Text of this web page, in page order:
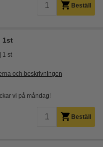
Beställ
1st
1 st
och beskrivningen
vi på måndag!
Beställ